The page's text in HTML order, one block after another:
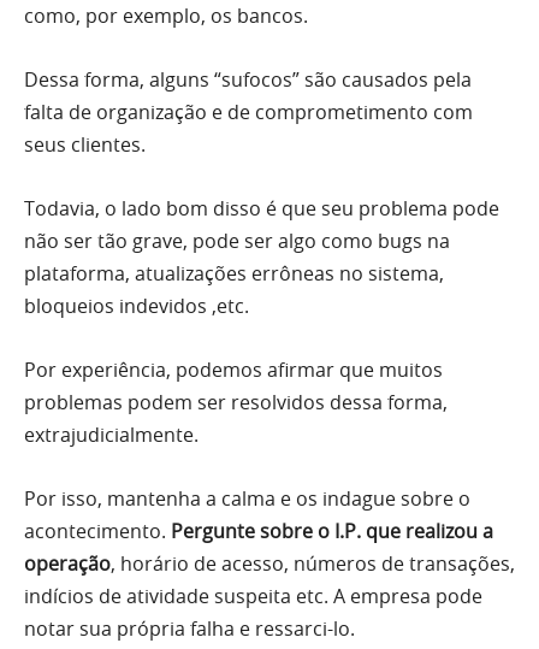
como, por exemplo, os bancos.
Dessa forma, alguns “sufocos” são causados pela
falta de organização e de comprometimento com
seus clientes.
Todavia, o lado bom disso é que seu problema pode
não ser tão grave, pode ser algo como bugs na
plataforma, atualizações errôneas no sistema,
bloqueios indevidos ,etc.
Por experiência, podemos afirmar que muitos
problemas podem ser resolvidos dessa forma,
extrajudicialmente.
Por isso, mantenha a calma e os indague sobre o
acontecimento. Pergunte sobre o I.P. que realizou a
operação, horário de acesso, números de transações,
indícios de atividade suspeita etc. A empresa pode
notar sua própria falha e ressarci-lo.